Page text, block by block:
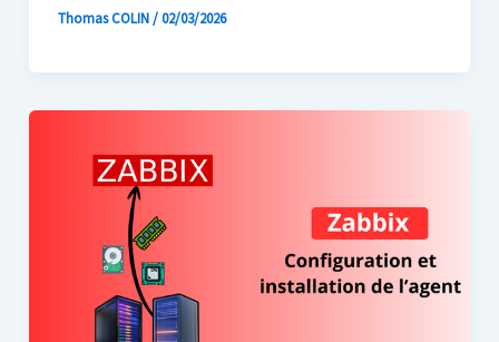
Thomas COLIN/02/03/2026